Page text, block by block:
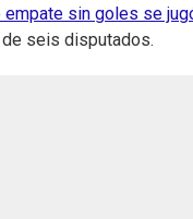
empate sin goles se
seis disputados.